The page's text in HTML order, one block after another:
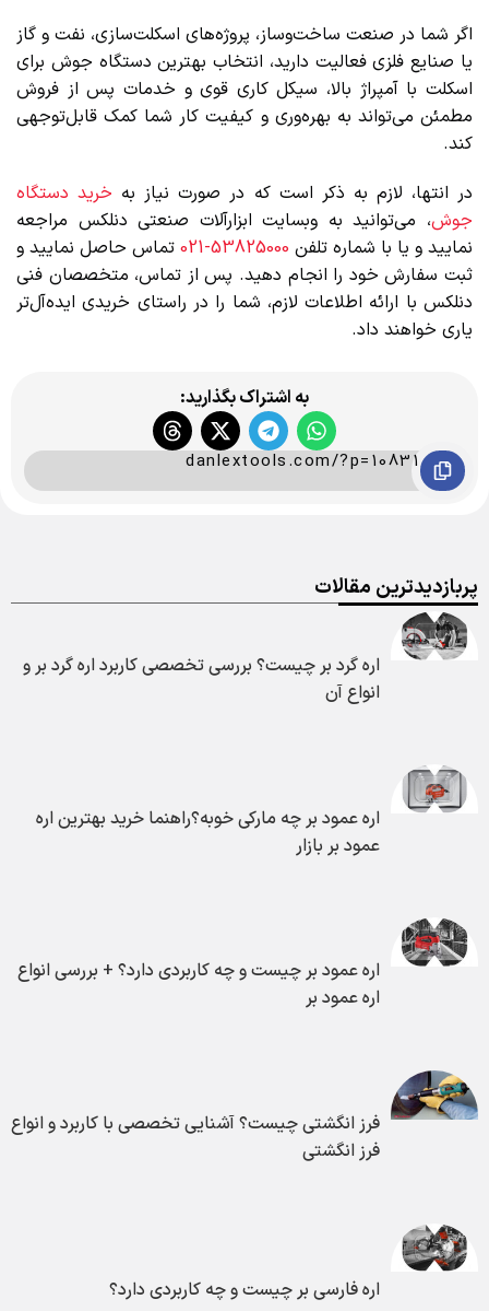
اگر شما در صنعت ساخت‌وساز، پروژه‌های اسکلت‌سازی، نفت و گاز
یا صنایع فلزی فعالیت دارید، انتخاب بهترین دستگاه جوش برای
اسکلت با آمپراژ بالا، سیکل کاری قوی و خدمات پس از فروش
مطمئن می‌تواند به بهره‌وری و کیفیت کار شما کمک قابل‌توجهی
کند.
در انتها، لازم به ذکر است که در صورت نیاز به خرید دستگاه
جوش، می‌توانید به وبسایت ابزارآلات صنعتی دنلکس مراجعه
نمایید و یا با شماره تلفن 53825000-021
تماس حاصل نمایید و
ثبت سفارش خود را انجام دهید. پس از تماس، متخصصان فنی
دنلکس با ارائه اطلاعات لازم، شما را در راستای خریدی ایده‌آل‌تر
یاری خواهند داد.
به اشتراک بگذارید:
danlextools.com/?p=10831
پربازدیدترین مقالات
اره گرد بر چیست؟ بررسی تخصصی کاربرد اره گرد بر و
انواع آن
اره عمود بر چه مارکی خوبه؟راهنما خرید بهترین اره
عمود بر بازار
اره عمود بر چیست و چه کاربردی دارد؟ + بررسی انواع
اره عمود بر
فرز انگشتی چیست؟ آشنایی تخصصی با کاربرد و انواع
فرز انگشتی
اره فارسی بر چیست و چه کاربردی دارد؟